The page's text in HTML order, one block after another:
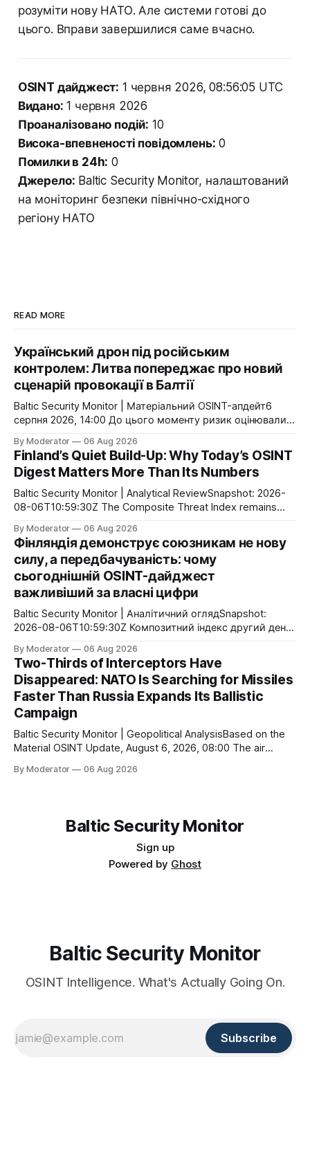
розуміти нову НАТО. Але системи готові до
цього. Вправи завершилися саме вчасно.
OSINT дайджест: 1 червня 2026, 08:56:05 UTC
Видано: 1 червня 2026
Проаналізовано подій: 10
Висока-впевненості повідомлень: 0
Помилки в 24h: 0
Джерело: Baltic Security Monitor, налаштований
на моніторинг безпеки північно-східного
регіону НАТО
READ MORE
Український дрон під російським
контролем: Литва попереджає про новий
сценарій провокації в Балтії
Baltic Security Monitor | Матеріальний OSINT-апдейт6
серпня 2026, 14:00 До цього моменту ризик оцінювали
повітряного простору. Тепер Литва публічно говорить
про інший сценарій: Росія може використати
захоплений український безпілотник як інструмент
інформаційно-політичної операції. Головною ціллю може
стати не руйнування інфраструктури, а маніпуляція
By Moderator 06 Aug 2026
Finland’s Quiet Build-Up: Why Today’s OSINT
Digest Matters More Than Its Numbers
Baltic Security Monitor | Analytical ReviewSnapshot: 2026-
08-06T10:59:30Z The Composite Threat Index remains
does not mean nothing is happening. On the contrary,
today’s OSINT flow highlights a different pattern: Finland
continues to implement its long-term defense strategy
through a
By Moderator 06 Aug 2026
Фінляндія демонструє союзникам не нову
силу, а передбачуваність: чому
сьогоднішній OSINT-дайджест
важливіший за власні цифри
Baltic Security Monitor | Аналітичний оглядSnapshot:
2026-08-06T10:59:30Z Композитний індекс другий день
відсутність активності. Навпаки, сьогоднішній потік
показує іншу закономірність: Фінляндія продовжує
методично реалізовувати оборонну програму, яка
складається з десятків невеликих, але взаємопов’язаних
кроків. Парад у Парижі, закладка нового корвета,
черговий
By Moderator 06 Aug 2026
Two-Thirds of Interceptors Have
Disappeared: NATO Is Searching for Missiles
Faster Than Russia Expands Its Ballistic
Campaign
Baltic Security Monitor | Geopolitical AnalysisBased on the
Material OSINT Update, August 6, 2026, 08:00 The air
challenge for Ukraine was once the shortage of Patriot
By Moderator 06 Aug 2026
Baltic Security Monitor
Sign up
Powered by Ghost
Baltic Security Monitor
OSINT Intelligence. What's Actually Going On.
Subscribe